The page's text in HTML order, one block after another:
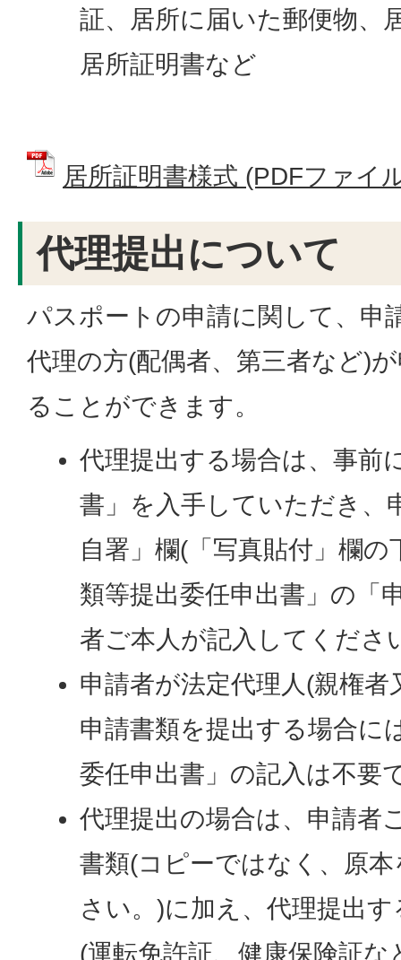
証、居所に届いた郵便物、
居所証明書など
居所証明書様式 (PDFファイ
代理提出について
パスポートの申請に関して、申
代理の方(配偶者、第三者など)
ることができます。
代理提出する場合は、事前
書」を入手していただき、
自署」欄(「写真貼付」欄
類等提出委任申出書」の「
者ご本人が記入してくださ
申請者が法定代理人(親権
申請書類を提出する場合に
委任申出書」の記入は不要
代理提出の場合は、申請者
書類(コピーではなく、原
さい。)に加え、代理提出
(運転免許証、健康保険証な